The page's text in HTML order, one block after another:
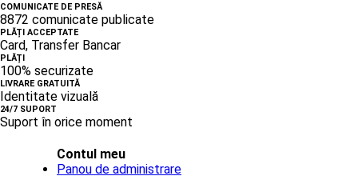
COMUNICATE DE PRESĂ
8872 comunicate publicate
PLĂȚI ACCEPTATE
Card, Transfer Bancar
PLĂȚI
100% securizate
LIVRARE GRATUITĂ
Identitate vizuală
24/7 SUPORT
Suport în orice moment
Contul meu
Panou de administrare